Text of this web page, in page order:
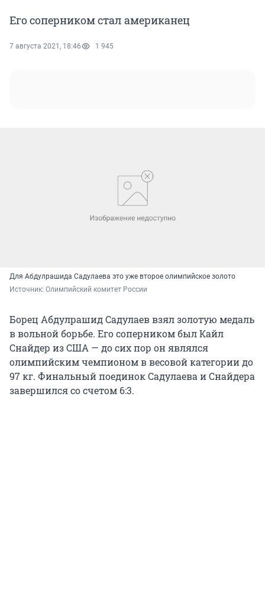
Его соперником стал американец
7 августа 2021, 18:46 1 945
Для Абдулрашида Садулаева это уже второе олимпийское золото
Источник: Олимпийский комитет России
Борец Абдулрашид Садулаев взял золотую медаль
в вольной борьбе. Его соперником был Кайл
Снайдер из США — до сих пор он являлся
олимпийским чемпионом в весовой категории до
97 кг. Финальный поединок Садулаева и Снайдера
завершился со счетом 6:3.